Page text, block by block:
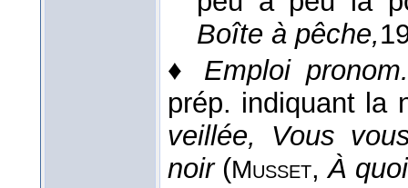
Boîte à pêche,
♦ Emploi pronom.
prép. indiquant la
veillée, Vous
noir (Musset,À